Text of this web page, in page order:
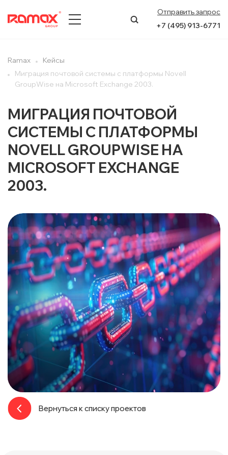
Отправить запрос
+7 (495) 913-6771
ПРЕСС-ЦЕНТР
УСЛУГИ
КЕЙСЫ
КОНТАКТЫ
Ramax
Кейсы
Миграция почтовой системы с платформы Novell
GroupWise на Microsoft Exchange 2003.
МИГРАЦИЯ ПОЧТОВОЙ
СИСТЕМЫ С ПЛАТФОРМЫ
NOVELL GROUPWISE НА
MICROSOFT EXCHANGE
2003.
Вернуться к списку проектов